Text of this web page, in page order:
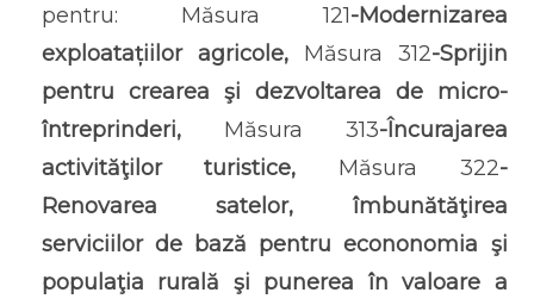
pentru: Măsura 121-Modernizarea
exploatațiilor agricole, Măsura 312-Sprijin
pentru crearea şi dezvoltarea de micro-
întreprinderi, Măsura 313-Încurajarea
activităţilor turistice, Măsura 322-
Renovarea satelor, îmbunătăţirea
serviciilor de bază pentru econonomia şi
populaţia rurală şi punerea în valoare a